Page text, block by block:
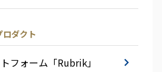
ロダクト
フォーム「Rubrik」